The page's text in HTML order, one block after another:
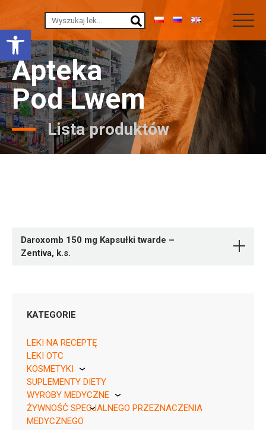
Otwórz pasek narzędzi
Apteka
Pod Lwem
Lista produktów
Daroxomb 150 mg Kapsułki twarde –
Zentiva, k.s.
05909991536923 ¦ Rp ¦ 154074
10 kaps.
08594739273948 ¦ Rp ¦ 154075
KATEGORIE
LEKI NA RECEPTĘ
LEKI OTC
KOSMETYKI
Pierre Fabre
SUPLEMENTY DIETY
WYROBY MEDYCZNE
KikGel
ŻYWNOŚĆ SPECJALNEGO PRZEZNACZENIA
MEDYCZNEGO